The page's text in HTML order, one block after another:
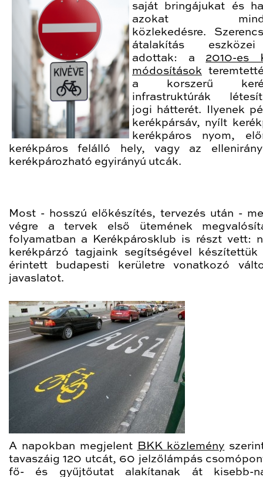
saját bringájukat és
azokat
közlekedésre.
átalakítás
adottak: a 2010-es
módosítások
a korszerű
infrastruktúrák
jogi hátterét. Ilyenek
kerékpársáv, nyílt
kerékpáros nyom,
kerékpáros felálló hely, vagy az
kerékpározható egyirányú utcák.
Most - hosszú előkészítés, tervezés után -
végre a tervek első ütemének
folyamatban a Kerékpárosklub is részt vett:
kerékpárzó tagjaink segítségével
érintett budapesti kerületre vonatkozó
javaslatot.
A napokban megjelent BKK közlemény
tavaszáig 120 utcát, 60 jelzőlámpás
fő- és gyűjtőutat alakítanak át kisebb-